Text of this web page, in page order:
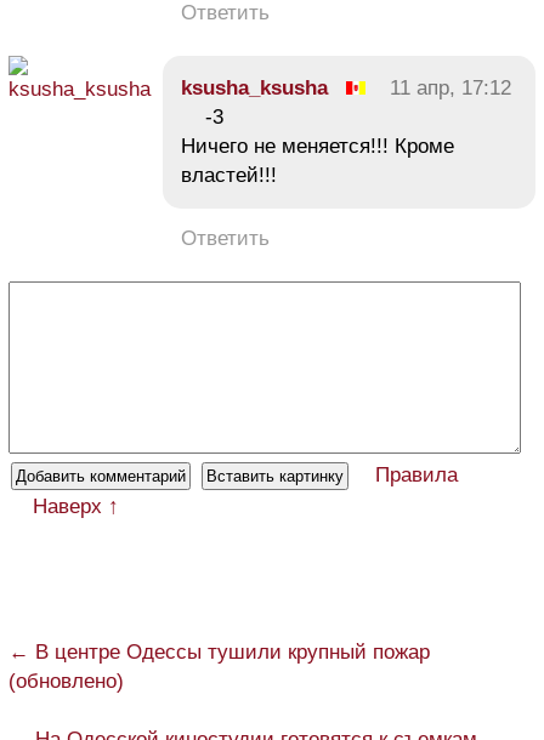
Ответить
ksusha_ksusha
11 апр, 17:12
-3
Ничего не меняется!!! Кроме
властей!!!
Ответить
Правила
Наверх ↑
← В центре Одессы тушили крупный пожар
(обновлено)